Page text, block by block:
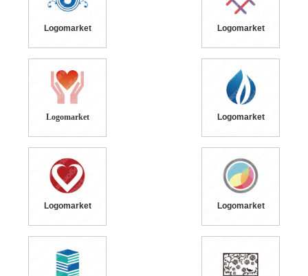
Logomarket Logomarket
Logomarket Logomarket
Logomarket Logomarket